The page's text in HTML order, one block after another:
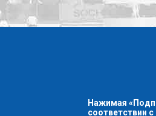
Нажимая
соответствии